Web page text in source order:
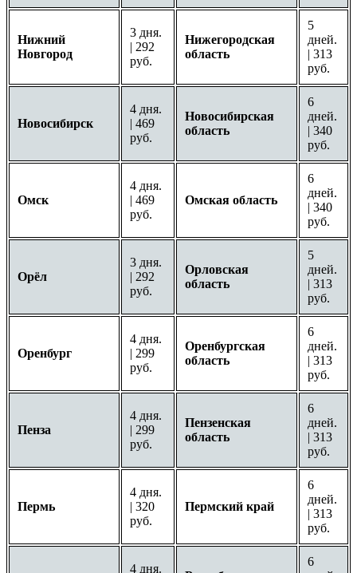
Нижний
Новгород
3 дня.
| 292
руб.
Нижегородская
область
5
дней.
| 313
руб.
Новосибирск
4 дня.
| 469
руб.
Новосибирская
область
6
дней.
| 340
руб.
Омск
4 дня.
| 469
руб.
Омская область
6
дней.
| 340
руб.
Орёл
3 дня.
| 292
руб.
Орловская
область
5
дней.
| 313
руб.
Оренбург
4 дня.
| 299
руб.
Оренбургская
область
6
дней.
| 313
руб.
Пенза
4 дня.
| 299
руб.
Пензенская
область
6
дней.
| 313
руб.
Пермь
4 дня.
| 320
руб.
Пермский край
6
дней.
| 313
руб.
4 дня.
6